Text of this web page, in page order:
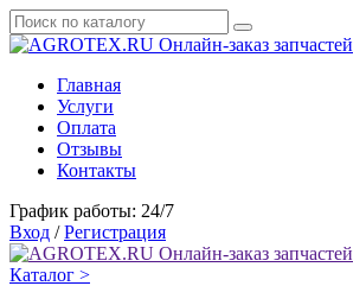
Онлайн-заказ запчастей
Главная
Услуги
Оплата
Отзывы
Контакты
График работы: 24/7
Вход / Регистрация
Онлайн-заказ запчастей
Каталог >